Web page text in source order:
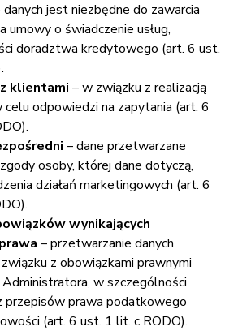
jest niezbędne do zawarcia
umowy o świadczenie usług,
doradztwa kredytowego (art. 6 ust.
klientami – w związku z realizacją
odpowiedzi na zapytania (art. 6
– dane przetwarzane
osoby, której dane dotyczą,
działań marketingowych (art. 6
wynikających
– przetwarzanie danych
z obowiązkami prawnymi
Administratora, w szczególności
przepisów prawa podatkowego
(art. 6 ust. 1 lit. c RODO).